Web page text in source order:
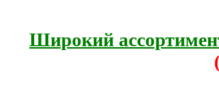
Широкий